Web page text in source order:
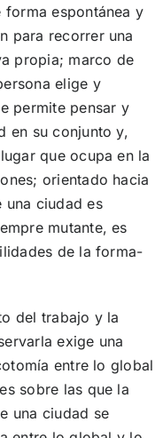
espontánea y
para recorrer una
propia; marco de
elige y
permite pensar y
en su conjunto y,
que ocupa en la
orientado hacia
una ciudad es
mutante, es
de la forma-
del trabajo y la
exige una
entre lo global
sobre las que la
una ciudad se